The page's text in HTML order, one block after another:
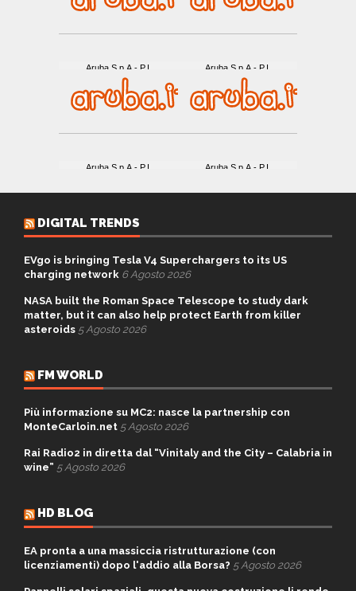
DIGITAL TRENDS
EVgo is bringing Tesla V4 Superchargers to its US
charging network 6 Agosto 2026
NASA built the Roman Space Telescope to study dark
matter, but it can also help protect Earth from killer
asteroids 5 Agosto 2026
FM WORLD
Più informazione su MC2: nasce la partnership con
MonteCarloin.net 5 Agosto 2026
Rai Radio2 in diretta dal “Vinitaly and the City – Calabria in
wine” 5 Agosto 2026
HD BLOG
EA pronta a una massiccia ristrutturazione (con
licenziamenti) dopo l'addio alla Borsa? 5 Agosto 2026